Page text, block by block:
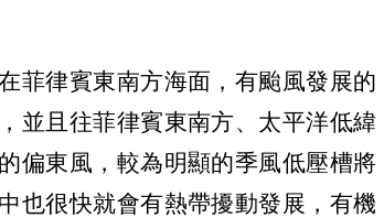
菲律賓東南方海面，有颱風發展的
並且往菲律賓東南方、太平洋低緯
偏東風，較為明顯的季風低壓槽將
也很快就會有熱帶擾動發展，有機